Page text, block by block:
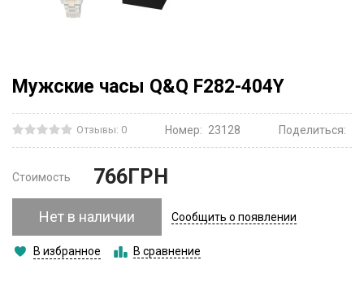
Мужские часы Q&Q F282-404Y
Отзывы: 0 Номер: 23128 Поделиться:
Стоимость 766ГРН
Нет в наличии Сообщить о появлении
В избранное В сравнение